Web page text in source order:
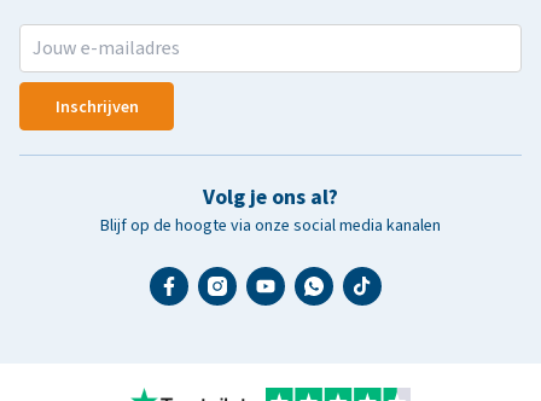
Inschrijven
Volg je ons al?
Blijf op de hoogte via onze social media kanalen